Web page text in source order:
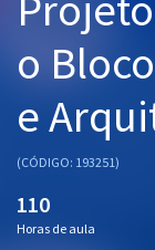
Graduação
OAB
Mentorias
Questões grátis
o
e
(CÓDIGO: 193251)
110
Horas de aula